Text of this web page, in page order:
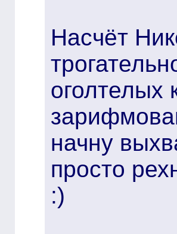
Насчёт
оголтелых
начну
просто
:)